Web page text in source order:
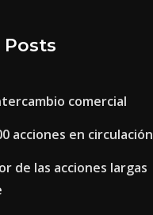
comercial
acciones en circulación
de las acciones largas